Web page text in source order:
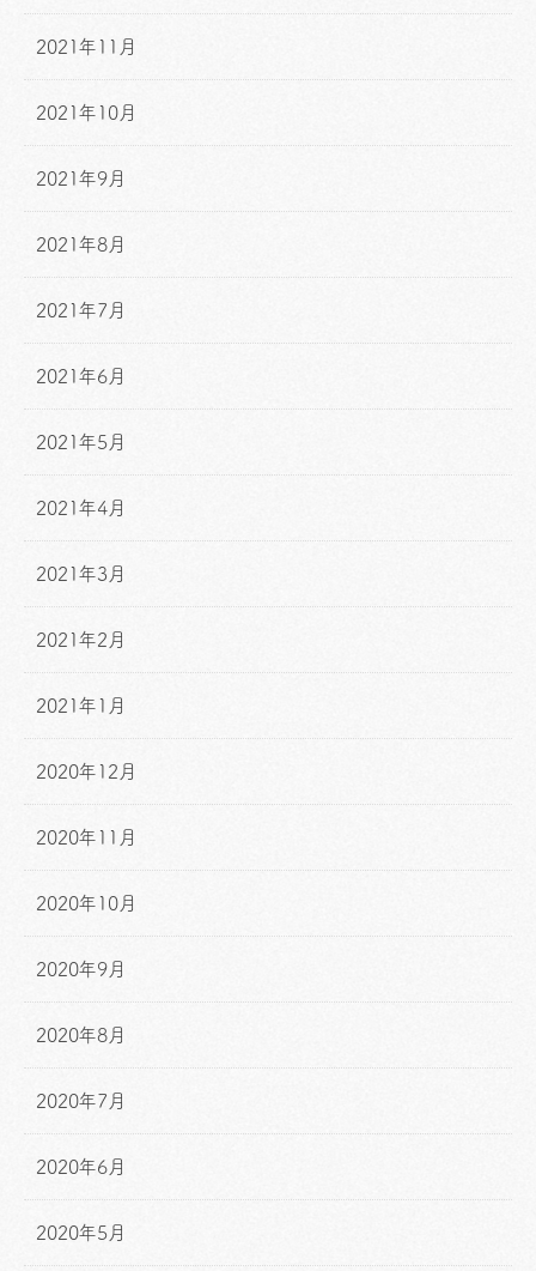
2021年11月
2021年10月
2021年9月
2021年8月
2021年7月
2021年6月
2021年5月
2021年4月
2021年3月
2021年2月
2021年1月
2020年12月
2020年11月
2020年10月
2020年9月
2020年8月
2020年7月
2020年6月
2020年5月